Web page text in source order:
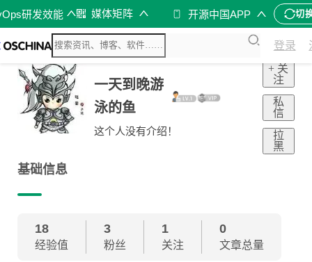
研发效能 媒体矩阵 开源中国APP 切
登录
一天到晚游
泳的鱼
这个人没有介绍！
+ 关
注
私
信
拉
黑
基础信息
18
经验值
3
粉丝
1
关注
0
文章总量